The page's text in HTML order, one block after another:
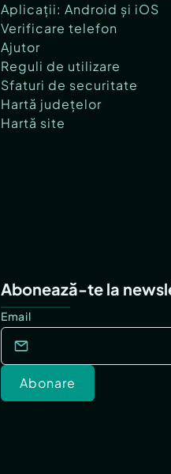
Aplicații: Android și iOS
Verificare telefon
Ajutor
Reguli de utilizare
Sfaturi de securitate
Hartă județelor
Hartă site
Abonează-te la
Email
Abonare